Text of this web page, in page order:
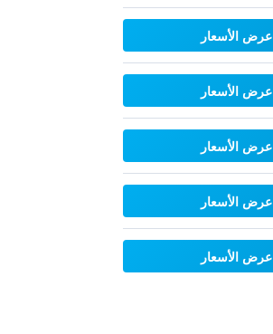
عرض الأسعار
عرض الأسعار
عرض الأسعار
عرض الأسعار
عرض الأسعار